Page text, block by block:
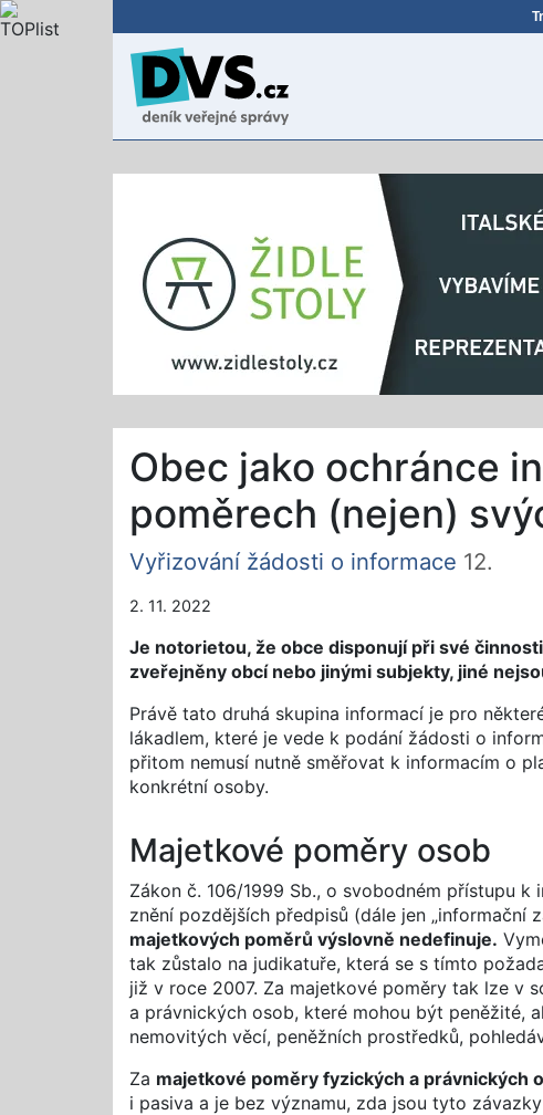
Obec jako ochránce
poměrech (nejen)
Vyřizování žádosti o informace 12.
2. 11. 2022
Je notorietou, že obce disponují při své
zveřejněny obcí nebo jinými subjekty, jiné
Právě tato druhá skupina informací je pro
lákadlem, které je vede k podání žádosti o
přitom nemusí nutně směřovat k informacím o
konkrétní osoby.
Majetkové poměry osob
Zákon č. 106/1999 Sb., o svobodném přístupu k
znění pozdějších předpisů (dále jen „informační
majetkových poměrů výslovně nedefinuje.
tak zůstalo na judikatuře, která se s tímto
již v roce 2007. Za majetkové poměry tak lze v
a právnických osob, které mohou být peněžité,
nemovitých věcí, peněžních prostředků,
Za majetkové poměry fyzických a právnických
i pasiva a je bez významu, zda jsou tyto